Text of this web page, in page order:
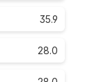
35.9
28.0